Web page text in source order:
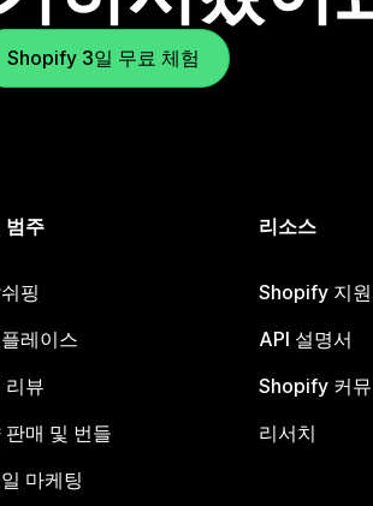
Shopify 3일 무료 체험
범주
핑
레이스
리뷰
판매 및 번들
마케팅
리소스
Shopify 지원
API 설명서
Shopify 커
리서치